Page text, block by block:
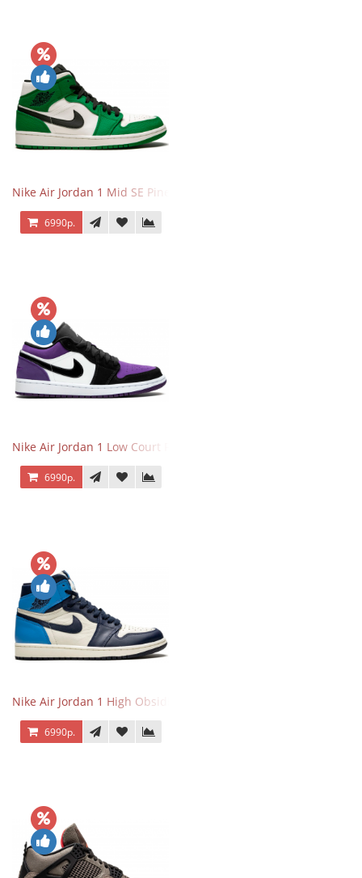
Nike Air Jordan 1 Mid SE Pine Green
6990р.
Nike Air Jordan 1 Low Court Purple
6990р.
Nike Air Jordan 1 High Obsidian University Blue
6990р.